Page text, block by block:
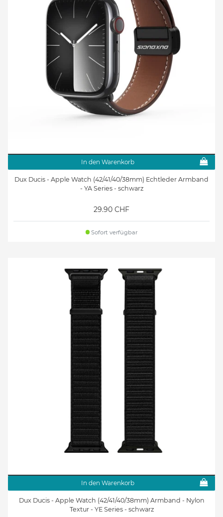
In den Warenkorb
Dux Ducis - Apple Watch (42/41/40/38mm) Echtleder Armband
- YA Series - schwarz
29.90 CHF
Sofort verfügbar
In den Warenkorb
Dux Ducis - Apple Watch (42/41/40/38mm) Armband - Nylon
Textur - YE Series - schwarz